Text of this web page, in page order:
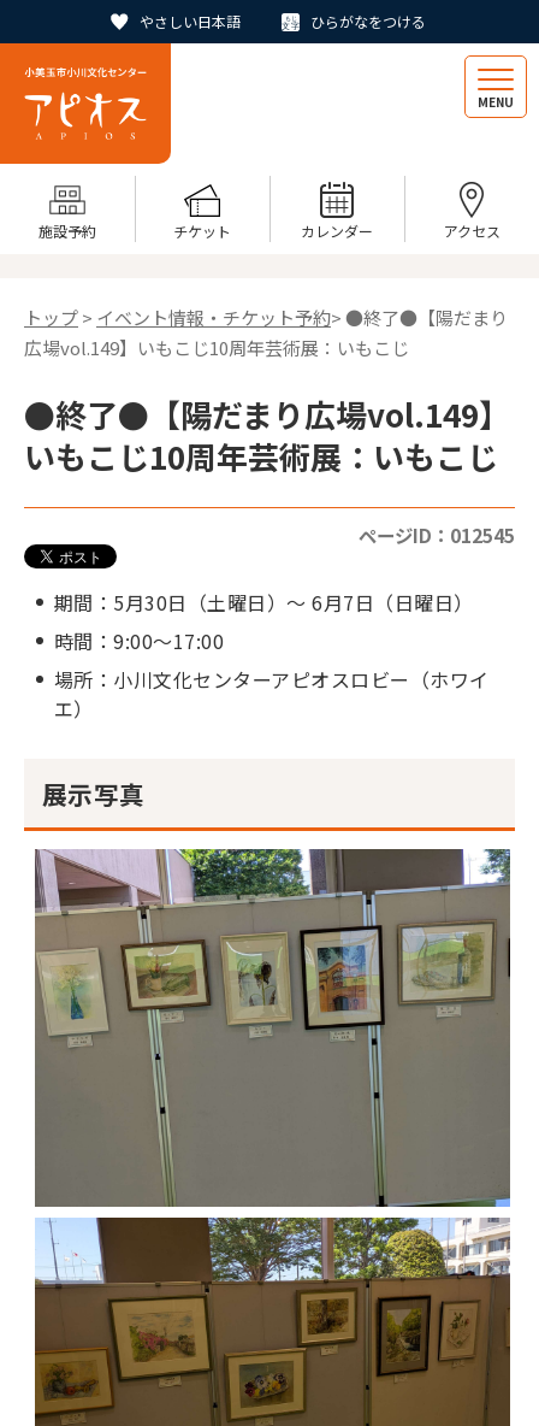
やさしい日本語 ひらがなをつける
MENU
施設予約 チケット カレンダー アクセス
トップ> イベント情報・チケット予約> ●終了●【陽だまり
広場vol.149】いもこじ10周年芸術展：いもこじ
●終了●【陽だまり広場vol.149】
いもこじ10周年芸術展：いもこじ
ページID：012545
期間：5月30日（土曜日）～ 6月7日（日曜日）
時間：9:00～17:00
場所：小川文化センターアピオスロビー（ホワイ
エ）
展示写真